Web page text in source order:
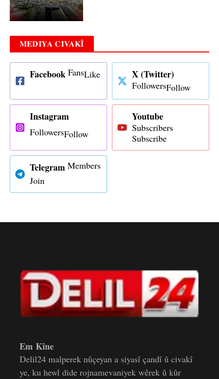
MEDIYA CIVAKÎ
Facebook FansLike X (Twitter)
FollowersFollow
Instagram
FollowersFollow
Youtube
Subscribers
Subscribe
Telegram Members
Join
Em Kîne
Delil24 malperek nûçeyan a siyasî çandî û civakî
ye, ku hewl dide rojnamevaniyek wêrek û kûr